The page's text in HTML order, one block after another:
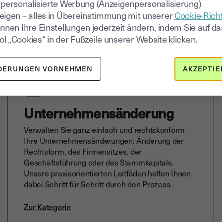
Sie unsere
Unternehmensänderung
Verwalten Sie ganz einfach und rechtskonform
Ihre Unternehmensänderungen: Änderung der
Rechtsform, des Firmensitzes, der
Geschäftsführung oder des Stammkapitals.
Unsere praxisorientierten Leitfäden helfen Ihnen
dabei Schritt für Schritt durch den Prozess.
Zur Kategorie
Werbung (Anzeigenpersonalisierung)
– alles in Übereinstimmung mit unsererCookie-
Ihre Einstellungen jederzeit ändern, indem Sie auf
„Cookies“ in der Fußzeile unserer Website klicken.
VORNEHMEN